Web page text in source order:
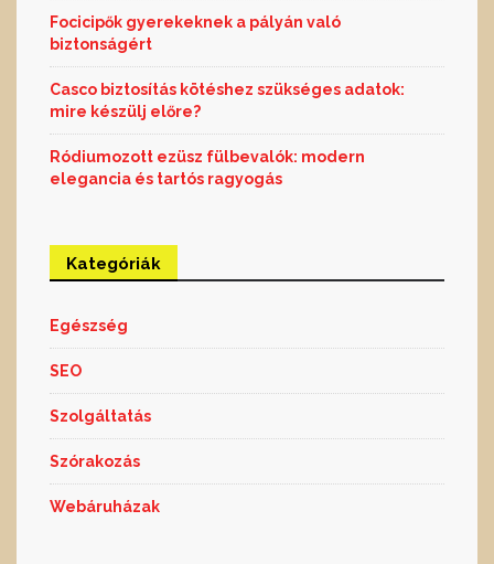
Focicipők gyerekeknek a pályán való
biztonságért
Casco biztosítás kötéshez szükséges adatok:
mire készülj előre?
Ródiumozott ezüsz fülbevalók: modern
elegancia és tartós ragyogás
Kategóriák
Egészség
SEO
Szolgáltatás
Szórakozás
Webáruházak